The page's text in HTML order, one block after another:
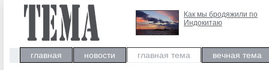
Как мы бродяжили по
Индокитаю
главная новости главная тема вечная тема